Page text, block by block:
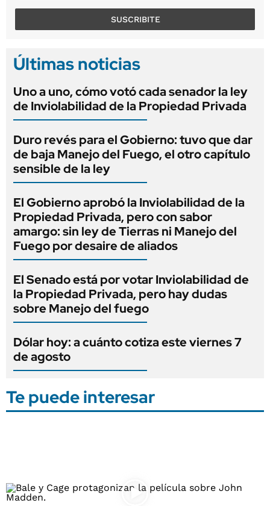
SUSCRIBITE
Últimas noticias
Uno a uno, cómo votó cada senador la ley
de Inviolabilidad de la Propiedad Privada
Duro revés para el Gobierno: tuvo que dar
de baja Manejo del Fuego, el otro capítulo
sensible de la ley
El Gobierno aprobó la Inviolabilidad de la
Propiedad Privada, pero con sabor
amargo: sin ley de Tierras ni Manejo del
Fuego por desaire de aliados
El Senado está por votar Inviolabilidad de
la Propiedad Privada, pero hay dudas
sobre Manejo del fuego
Dólar hoy: a cuánto cotiza este viernes 7
de agosto
Te puede interesar